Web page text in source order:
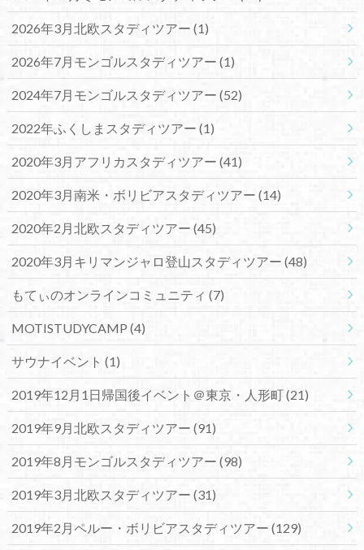
2026年3月北欧スタディツアー (1)
2026年7月モンゴルスタディツアー (1)
2024年7月モンゴルスタディツアー (52)
2022年ふくしまスタディツアー (1)
2020年3月アフリカスタディツアー (41)
2020年3月南米・ボリビアスタディツアー (14)
2020年2月北欧スタディツアー (45)
2020年3月キリマンジャロ登山スタディツアー (48)
もてぃのオンラインコミュニティ (7)
MOTISTUDYCAMP (4)
サウナイベント (1)
2019年12月1日帰国後イベント＠東京・人形町(21)
2019年9月北欧スタディツアー (91)
2019年8月モンゴルスタディツアー (98)
2019年3月北欧スタディツアー (31)
2019年2月ペルー・ボリビアスタディツアー (129)